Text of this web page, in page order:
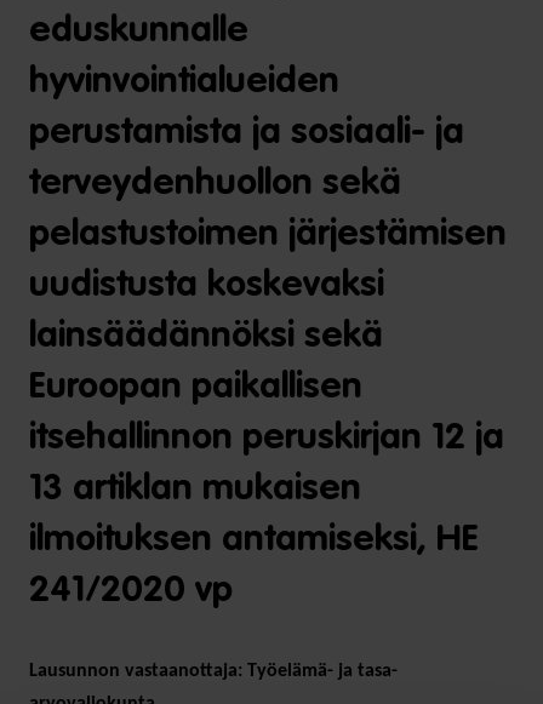
eduskunnalle
hyvinvointialueiden
perustamista ja sosiaali- ja
terveydenhuollon sekä
pelastustoimen järjestämisen
uudistusta koskevaksi
lainsäädännöksi sekä
Euroopan paikallisen
itsehallinnon peruskirjan 12 ja
13 artiklan mukaisen
ilmoituksen antamiseksi, HE
241/2020 vp
Lausunnon vastaanottaja: Työelämä- ja tasa-